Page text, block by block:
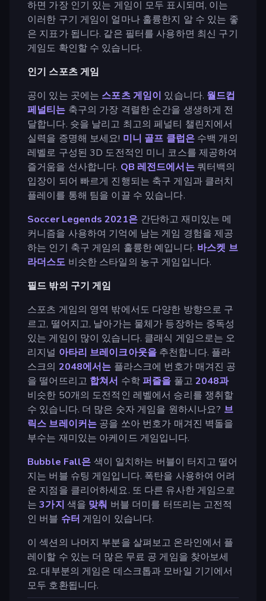
하면 가장 인기 있는 게임이 모두 표시되며, 이는
이러한 구기 게임이 얼마나 훌륭한지 알 수 있는 좋
은 지표가 됩니다. 같은 필터를 사용하면 최신 구기
게임도 확인할 수 있습니다.
인기 스포츠 게임
공이 있는 곳에는 스포츠 게임이 있습니다. 월드컵
페널티는 축구의 가장 격렬한 순간을 생생하게 전
달합니다. 슛을 날리고 최고의 페널티 챌린지에서
실력을 증명해 보세요! 미니 골프 클럽은수백 개의
레벨로 구성된 3D 도전적인 미니 코스를 제공하여
즐거움을 선사합니다. QB 레전드에서는쿼터백의
입장이 되어 빠르게 진행되는 축구 게임과 클러치
플레이를 통해 팀을 이끌 수 있습니다.
Soccer Legends 2021은 간단하고 재미있는 메
커니즘을 사용하여 기억에 남는 게임 경험을 제공
하는 인기 축구 게임의 훌륭한 예입니다. 바스켓 브
라더스도 비슷한 스타일의 농구 게임입니다.
필드 밖의 구기 게임
스포츠 게임의 영역 밖에서도 다양한 방향으로 구
르고, 떨어지고, 날아가는 물체가 등장하는 중독성
있는 게임이 많이 있습니다. 클래식 게임으로는 오
리지널 아타리 브레이크아웃을추천합니다. 플라
스크의 2048에서는 플라스크에 번호가 매겨진 공
을 떨어뜨리고 합쳐서 수학 퍼즐을 풀고 2048과
비슷한 50개의 도전적인 레벨에서 승리를 쟁취할
수 있습니다. 더 많은 숫자 게임을 원하시나요? 브
릭스 브레이커는 공을 쏘아 번호가 매겨진 벽돌을
부수는 재미있는 아케이드 게임입니다.
Bubble Fall은 색이 일치하는 버블이 터지고 떨어
지는 버블 슈팅 게임입니다. 폭탄을 사용하여 어려
운 지점을 클리어하세요. 또 다른 유사한 게임으로
는3가지 색을 맞춰 버블 더미를 터뜨리는 고전적
인 버블 슈터 게임이 있습니다.
이 섹션의 나머지 부분을 살펴보고 온라인에서 플
레이할 수 있는 더 많은 무료 공 게임을 찾아보세
요. 대부분의 게임은 데스크톱과 모바일 기기에서
모두 호환됩니다.